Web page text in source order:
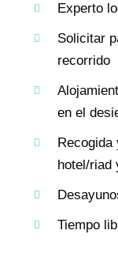
Experto
Solicitar
recorrido
en el
Recogida
hotel/riad
Tiempo